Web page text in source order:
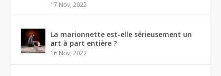
17 Nov, 2022
La marionnette est-elle sérieusement un
art à part entière ?
16 Nov, 2022